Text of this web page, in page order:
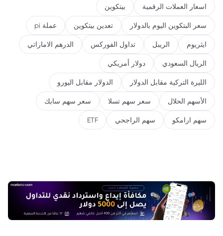
اسعار العملات الرقمية بيتكوين
سعر البتكوين اليوم بالدولار تعدين بيتكوين عملة pi
ايثريوم الريبل تداول الفوركس الدرهم الاماراتي
الريال السعودي دولار أمريكي
الليرة التركية مقابل الدولار الدولار مقابل اليورو
الأسهم الحلال سعر سهم تسلا سعر سهم سابك
سهم ارامكو سهم الراجحي ETF